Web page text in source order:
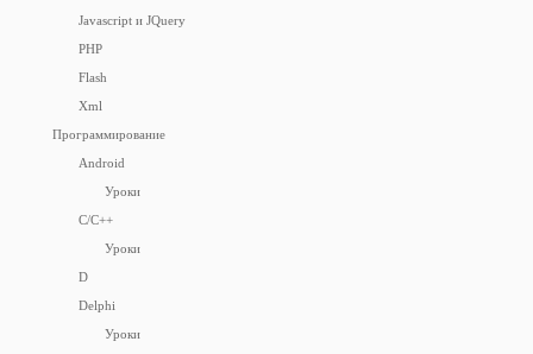
Javascript и JQuery
PHP
Flash
Xml
Программирование
Android
Уроки
C/C++
Уроки
D
Delphi
Уроки